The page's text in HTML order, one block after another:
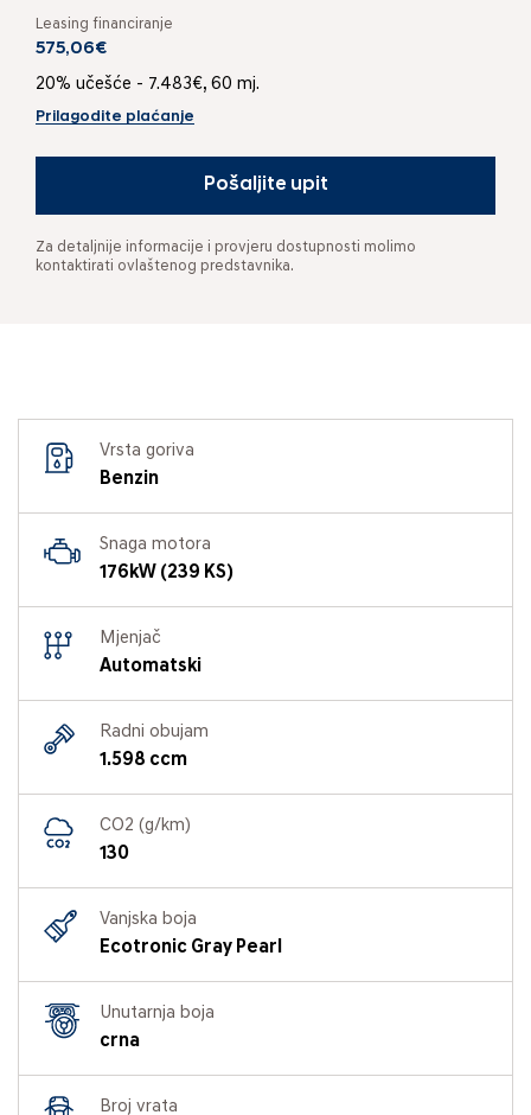
Leasing financiranje
575,06€
20% učešće - 7.483€, 60 mj.
Prilagodite plaćanje
Pošaljite upit
Za detaljnije informacije i provjeru dostupnosti molimo
kontaktirati ovlaštenog predstavnika.
Vrsta goriva
Benzin
Snaga motora
176kW (239 KS)
Mjenjač
Automatski
Radni obujam
1.598 ccm
CO2 (g/km)
130
Vanjska boja
Ecotronic Gray Pearl
Unutarnja boja
crna
Broj vrata